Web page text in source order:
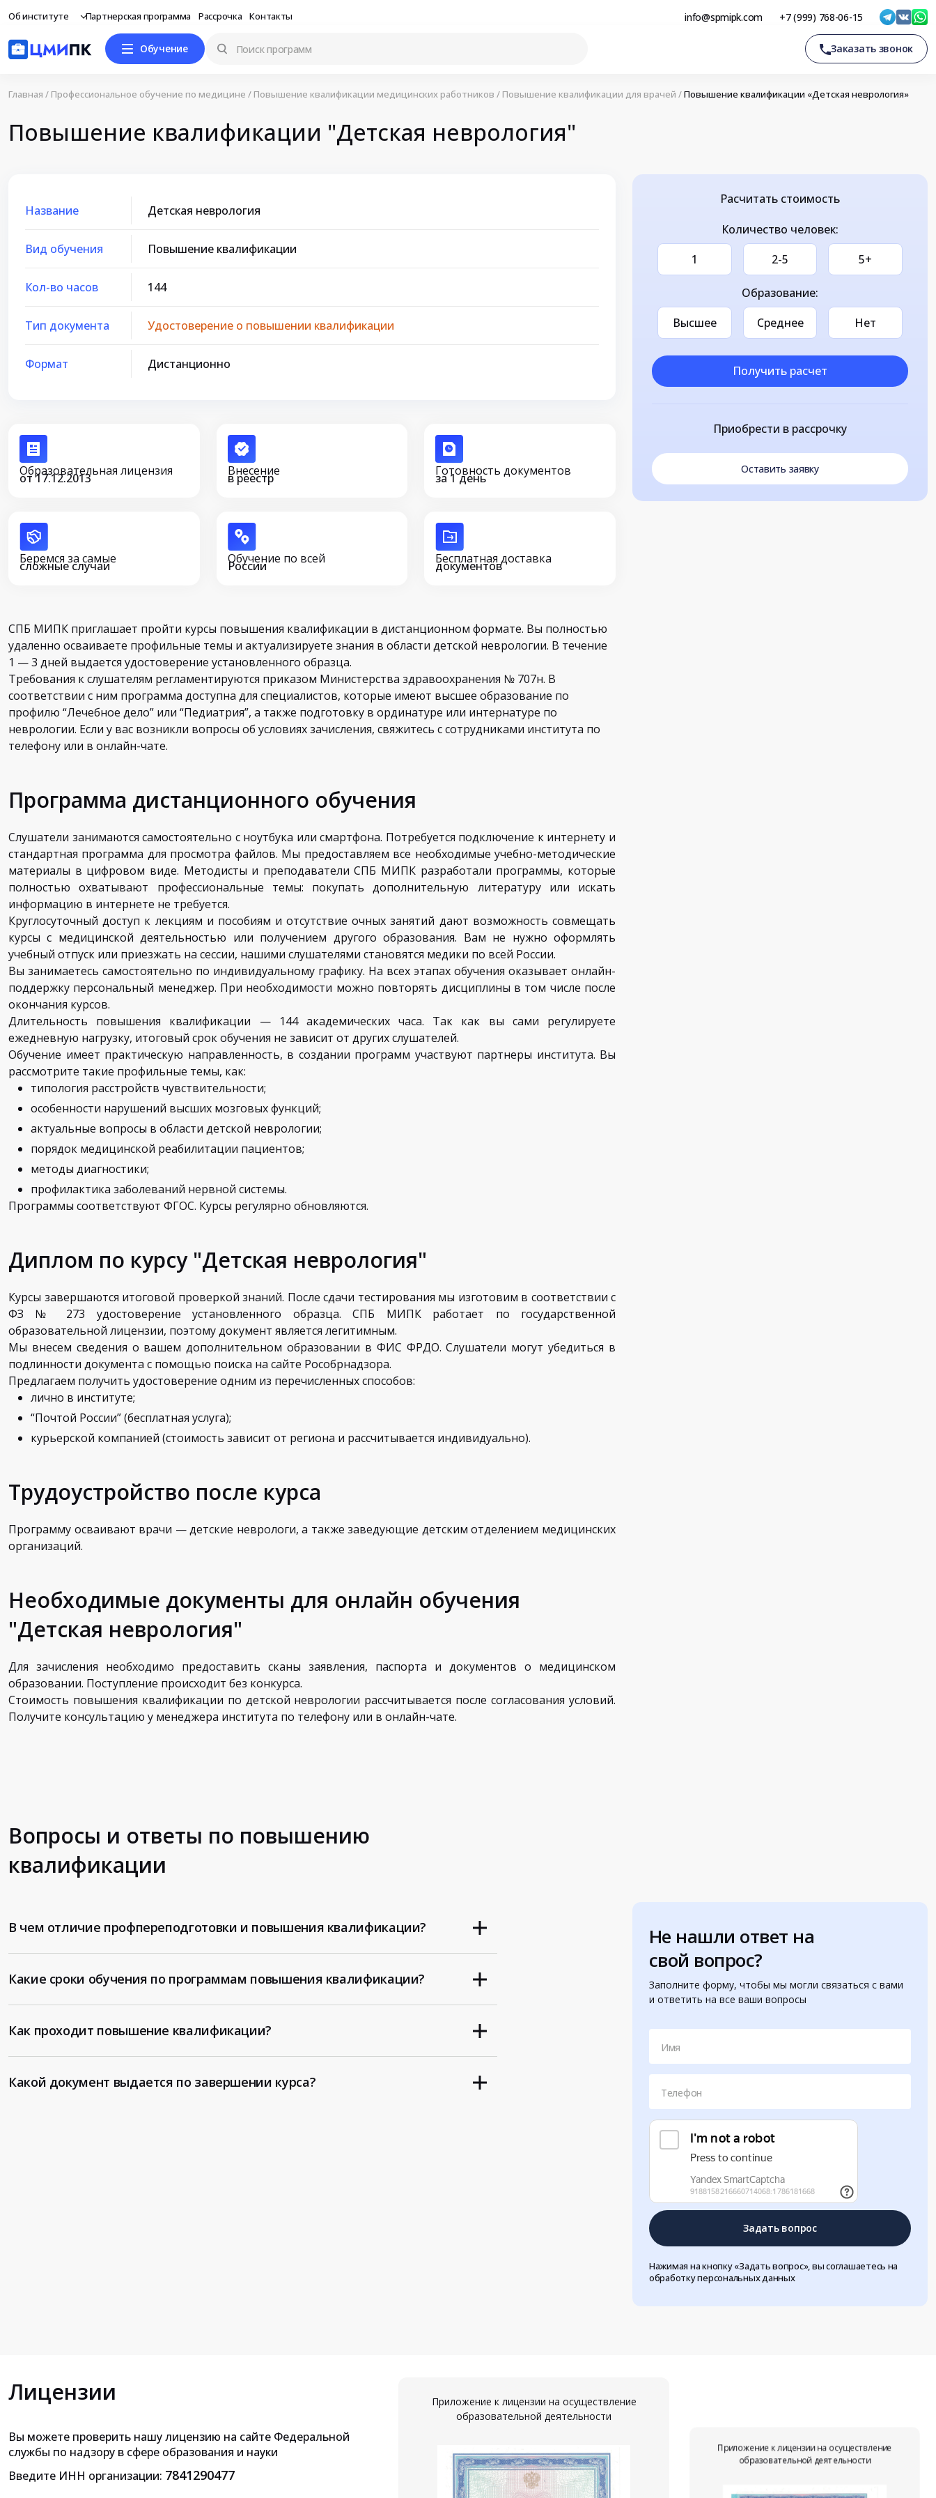
Об институте Партнерская программа Рассрочка Контакты info@spmipk.com +7 (999) 768-06-15
Обучение Заказать звонок
Главная / Профессиональное обучение по медицине / Повышение квалификации медицинских работников / Повышение квалификации для врачей /Повышение квалификации «Детская неврология»
Повышение квалификации "Детская неврология"
Название Детская неврология
Вид обучения Повышение квалификации
Кол-во часов 144
Тип документа Удостоверение о повышении квалификации
Формат Дистанционно
Образовательная лицензия
от 17.12.2013 Внесение
в реестр Готовность документов
за 1 день
Беремся за самые
сложные случаи Обучение по всей
России Бесплатная доставка
документов
СПБ МИПК приглашает пройти курсы повышения квалификации в дистанционном формате. Вы полностью
удаленно осваиваете профильные темы и актуализируете знания в области детской неврологии. В течение
1 — 3 дней выдается удостоверение установленного образца.
Требования к слушателям регламентируются приказом Министерства здравоохранения № 707н. В
соответствии с ним программа доступна для специалистов, которые имеют высшее образование по
профилю “Лечебное дело” или “Педиатрия”, а также подготовку в ординатуре или интернатуре по
неврологии. Если у вас возникли вопросы об условиях зачисления, свяжитесь с сотрудниками института по
телефону или в онлайн-чате.
Программа дистанционного обучения
Слушатели занимаются самостоятельно с ноутбука или смартфона. Потребуется подключение к интернету и
стандартная программа для просмотра файлов. Мы предоставляем все необходимые учебно-методические
материалы в цифровом виде. Методисты и преподаватели СПБ МИПК разработали программы, которые
полностью охватывают профессиональные темы: покупать дополнительную литературу или искать
информацию в интернете не требуется.
Круглосуточный доступ к лекциям и пособиям и отсутствие очных занятий дают возможность совмещать
курсы с медицинской деятельностью или получением другого образования. Вам не нужно оформлять
учебный отпуск или приезжать на сессии, нашими слушателями становятся медики по всей России.
Вы занимаетесь самостоятельно по индивидуальному графику. На всех этапах обучения оказывает онлайн-
поддержку персональный менеджер. При необходимости можно повторять дисциплины в том числе после
окончания курсов.
Длительность повышения квалификации — 144 академических часа. Так как вы сами регулируете
ежедневную нагрузку, итоговый срок обучения не зависит от других слушателей.
Обучение имеет практическую направленность, в создании программ участвуют партнеры института. Вы
рассмотрите такие профильные темы, как:
типология расстройств чувствительности;
особенности нарушений высших мозговых функций;
актуальные вопросы в области детской неврологии;
порядок медицинской реабилитации пациентов;
методы диагностики;
профилактика заболеваний нервной системы.
Программы соответствуют ФГОС. Курсы регулярно обновляются.
Диплом по курсу "Детская неврология"
Курсы завершаются итоговой проверкой знаний. После сдачи тестирования мы изготовим в соответствии с
ФЗ № 273 удостоверение установленного образца. СПБ МИПК работает по государственной
образовательной лицензии, поэтому документ является легитимным.
Мы внесем сведения о вашем дополнительном образовании в ФИС ФРДО. Слушатели могут убедиться в
подлинности документа с помощью поиска на сайте Рособрнадзора.
Предлагаем получить удостоверение одним из перечисленных способов:
лично в институте;
“Почтой России” (бесплатная услуга);
курьерской компанией (стоимость зависит от региона и рассчитывается индивидуально).
Трудоустройство после курса
Программу осваивают врачи — детские неврологи, а также заведующие детским отделением медицинских
организаций.
Необходимые документы для онлайн обучения
"Детская неврология"
Для зачисления необходимо предоставить сканы заявления, паспорта и документов о медицинском
образовании. Поступление происходит без конкурса.
Стоимость повышения квалификации по детской неврологии рассчитывается после согласования условий.
Получите консультацию у менеджера института по телефону или в онлайн-чате.
Расчитать стоимость
Количество человек:
1
2-5 5+
Образование:
Высшее
Среднее Нет
Получить расчет
Приобрести в рассрочку
Оставить заявку
Вопросы и ответы по повышению
квалификации
Не нашли ответ на
свой вопрос?
Заполните форму, чтобы мы могли связаться с вами
и ответить на все ваши вопросы
Имя
Телефон
Задать вопрос
Нажимая на кнопку «Задать вопрос», вы соглашаетесь на
обработку персональных данных
В чем отличие профпереподготовки и повышения квалификации?
Какие сроки обучения по программам повышения квалификации?
Как проходит повышение квалификации?
Какой документ выдается по завершении курса?
Лицензии
Вы можете проверить нашу лицензию на сайте Федеральной
службы по надзору в сфере образования и науки
Введите ИНН организации: 7841290477
Приложение к лицензии на осуществление
образовательной деятельности
Приложение к лицензии на осуществление
образовательной деятельности
Приложение к лицензии на осуществление
образовательной деятельности